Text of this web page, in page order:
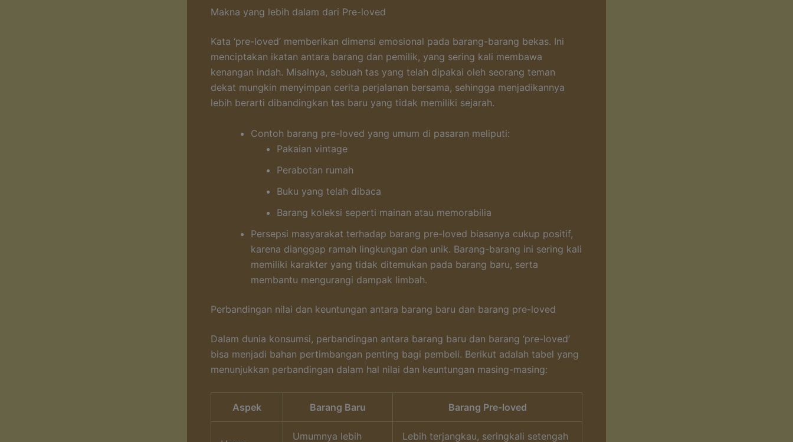
Makna yang lebih dalam dari Pre-loved
Kata ‘pre-loved’ memberikan dimensi emosional pada barang-barang bekas. Ini
menciptakan ikatan antara barang dan pemilik, yang sering kali membawa
kenangan indah. Misalnya, sebuah tas yang telah dipakai oleh seorang teman
dekat mungkin menyimpan cerita perjalanan bersama, sehingga menjadikannya
lebih berarti dibandingkan tas baru yang tidak memiliki sejarah.
Contoh barang pre-loved yang umum di pasaran meliputi:
Pakaian vintage
Perabotan rumah
Buku yang telah dibaca
Barang koleksi seperti mainan atau memorabilia
Persepsi masyarakat terhadap barang pre-loved biasanya cukup positif,
karena dianggap ramah lingkungan dan unik. Barang-barang ini sering kali
memiliki karakter yang tidak ditemukan pada barang baru, serta
membantu mengurangi dampak limbah.
Perbandingan nilai dan keuntungan antara barang baru dan barang pre-loved
Dalam dunia konsumsi, perbandingan antara barang baru dan barang ‘pre-loved’
bisa menjadi bahan pertimbangan penting bagi pembeli. Berikut adalah tabel yang
menunjukkan perbandingan dalam hal nilai dan keuntungan masing-masing:
Aspek Barang Baru Barang Pre-loved
Umumnya lebih
Lebih terjangkau, seringkali setengah